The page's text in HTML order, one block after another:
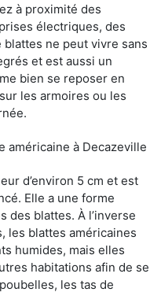
à proximité des
électriques, des
ne peut vivre sans
et est aussi un
bien se reposer en
les armoires ou les
américaine à Decazeville
d’environ 5 cm et est
Elle a une forme
des blattes. À l’inverse
les blattes américaines
humides, mais elles
habitations afin de se
les tas de